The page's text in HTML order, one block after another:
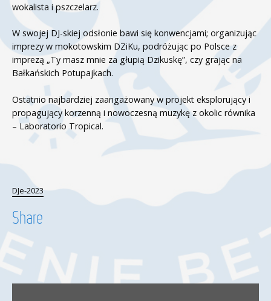
wokalista i pszczelarz.
W swojej DJ-skiej odsłonie bawi się konwencjami; organizując
imprezy w mokotowskim DZiKu, podróżując po Polsce z
imprezą „Ty masz mnie za głupią Dzikuskę”, czy grając na
Bałkańskich Potupajkach.
Ostatnio najbardziej zaangażowany w projekt eksplorujący i
propagujący korzenną i nowoczesną muzykę z okolic równika
– Laboratorio Tropical.
DJe-2023
Share